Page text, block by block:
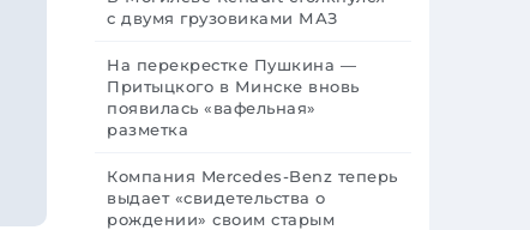
с двумя грузовиками МАЗ
На перекрестке Пушкина —
Притыцкого в Минске вновь
появилась «вафельная»
разметка
Компания Mercedes-Benz теперь
выдает «свидетельства о
рождении» своим старым